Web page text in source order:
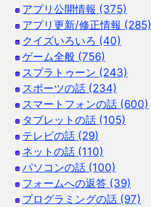
アプリ公開情報 (375)
アプリ更新/修正情報 (285)
クイズいろいろ (40)
ゲーム全般 (756)
スプラトゥーン (243)
スポーツの話 (234)
スマートフォンの話 (600)
タブレットの話 (105)
テレビの話 (29)
ネットの話 (110)
パソコンの話 (100)
フォームへの返答 (39)
プログラミングの話 (97)